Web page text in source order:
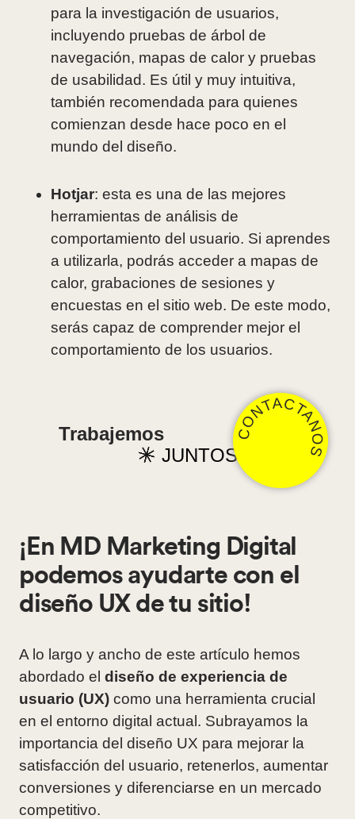
para la investigación de usuarios,
incluyendo pruebas de árbol de
navegación, mapas de calor y pruebas
de usabilidad. Es útil y muy intuitiva,
también recomendada para quienes
comienzan desde hace poco en el
mundo del diseño.
Hotjar: esta es una de las mejores
herramientas de análisis de
comportamiento del usuario. Si aprendes
a utilizarla, podrás acceder a mapas de
calor, grabaciones de sesiones y
encuestas en el sitio web. De este modo,
serás capaz de comprender mejor el
comportamiento de los usuarios.
Trabajemos
JUNTOSCONTACTANOS
¡En MD Marketing Digital
podemos ayudarte con el
diseño UX de tu sitio!
A lo largo y ancho de este artículo hemos
abordado el diseño de experiencia de
usuario (UX) como una herramienta crucial
en el entorno digital actual. Subrayamos la
importancia del diseño UX para mejorar la
satisfacción del usuario, retenerlos, aumentar
conversiones y diferenciarse en un mercado
competitivo.